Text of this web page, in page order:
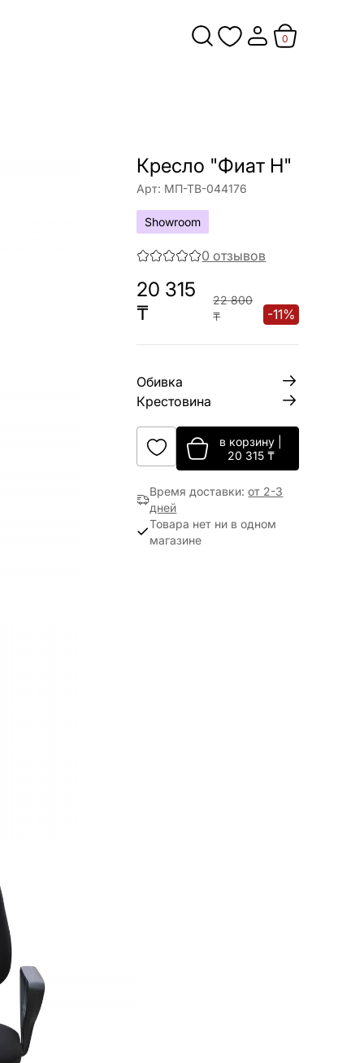
0
Кресло "Фиат Н"
Арт: МП-ТВ-044176
Showroom
0 отзывов
20 315
₸
22 800
₸
-11%
Обивка
Крестовина
в корзину
20 315₸
Время доставки:от 2-3
дней
Товара нет ни в одном
магазине